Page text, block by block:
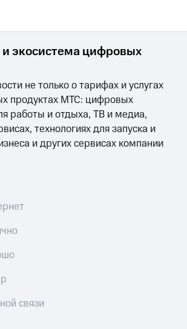
экосистема цифровых
не только о тарифах и услугах
продуктах МТС: цифровых
работы и отдыха, ТВ и медиа,
технологиях для запуска и
и других сервисах компании
связи